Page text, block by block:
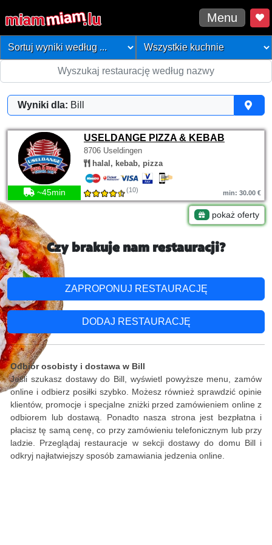
Menu
Wyniki dla: Bill
USELDANGE PIZZA & KEBAB
8706 Useldingen
halal, kebab, pizza
~45min (10) min: 30.00 €
pokaż oferty
Czy brakuje nam restauracji?
ZAPROPONUJ RESTAURACJĘ
DODAJ RESTAURACJĘ
Odbiór osobisty i dostawa w Bill
Jeśli szukasz dostawy do Bill, wyświetl powyższe menu, zamów
online i odbierz posiłki szybko. Możesz również sprawdzić opinie
klientów, promocje i specjalne zniżki przed zamówieniem online z
odbiorem lub dostawą. Ponadto nasza strona jest bezpłatna i
płacisz tę samą cenę, co przy zamówieniu telefonicznym lub przy
ladzie. Przeglądaj restauracje w sekcji dostawy do domu Bill i
odkryj najłatwiejszy sposób zamawiania jedzenia online.